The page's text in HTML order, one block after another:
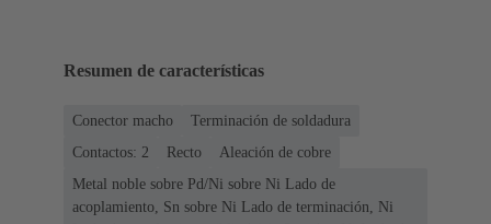
Resumen de características
Conector macho
Terminación de soldadura
Contactos: 2
Recto
Aleación de cobre
Metal noble sobre Pd/Ni sobre Ni Lado de
acoplamiento, Sn sobre Ni Lado de terminación, Ni